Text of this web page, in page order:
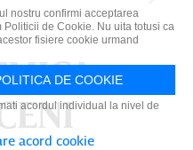
nostru confirmi acceptarea
de Cookie. Nu uita totusi ca
fisiere cookie urmand
DE COOKIE
acordul individual la nivel de
acord cookie